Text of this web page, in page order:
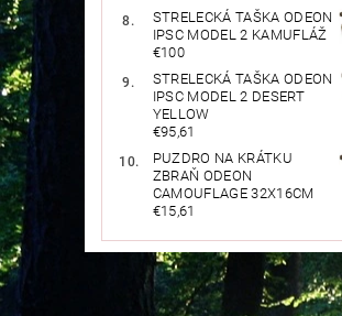
STRELECKÁ TAŠKA ODEON
IPSC MODEL 2 KAMUFLÁŽ
€100
STRELECKÁ TAŠKA ODEON
IPSC MODEL 2 DESERT
YELLOW
€95,61
PUZDRO NA KRÁTKU
ZBRAŇ ODEON
CAMOUFLAGE 32X16CM
€15,61